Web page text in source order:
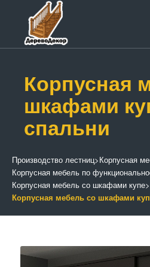
Корпусная
шкафами
спальни
Производство лестниц>Корпусная
Корпусная мебель по
Корпусная мебель со шкафами купе>
Корпусная мебель со шкафами